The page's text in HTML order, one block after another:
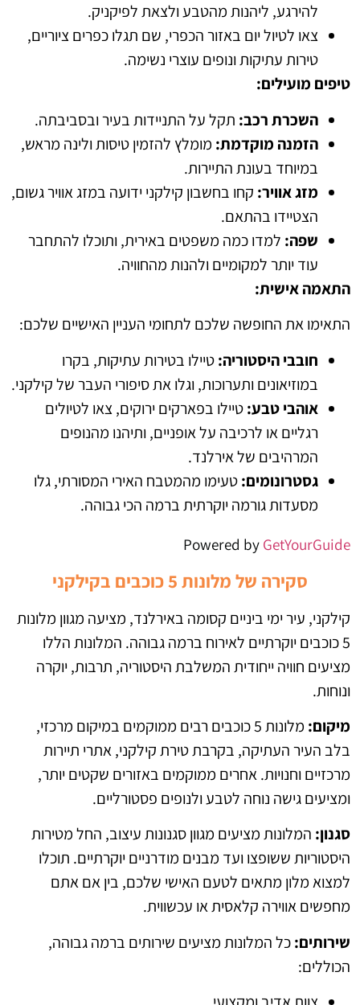
להירגע, ליהנות מהטבע ולצאת לפיקניק.
צאו לטיול יום באזור הכפרי, שם תגלו כפרים ציוריים,
טירות עתיקות ונופים עוצרי נשימה.
טיפים מועילים:
השכרת רכב:תקל על התניידות בעיר ובסביבתה.
הזמנה מוקדמת:מומלץ להזמין טיסות ולינה מראש,
במיוחד בעונת התיירות.
מזג אוויר:קחו בחשבון קילקני ידועה במזג אוויר גשום,
הצטיידו בהתאם.
שפה:למדו כמה משפטים באירית, ותוכלו להתחבר
עוד יותר למקומיים ולהנות מהחוויה.
התאמה אישית:
התאימו את החופשה שלכם לתחומי העניין האישיים שלכם:
חובבי היסטוריה:טיילו בטירות עתיקות, בקרו
במוזיאונים ותערוכות, וגלו את סיפורי העבר של קילקני.
אוהבי טבע:טיילו בפארקים ירוקים, צאו לטיולים
רגליים או לרכיבה על אופניים, ותיהנו מהנופים
המרהיבים של אירלנד.
גסטרונומים:טעימו מהמטבח האירי המסורתי, גלו
מסעדות גורמה יוקרתית ברמה הכי גבוהה.
Powered byGetYourGuide
סקירה של מלונות 5 כוכבים בקילקני
קילקני, עיר ימי ביניים קסומה באירלנד, מציעה מגוון מלונות
5 כוכבים יוקרתיים לאירוח ברמה גבוהה. המלונות הללו
מציעים חוויה ייחודית המשלבת היסטוריה, תרבות, יוקרה
ונוחות.
מיקום:
מלונות 5 כוכבים רבים ממוקמים במיקום מרכזי,
בלב העיר העתיקה, בקרבת טירת קילקני, אתרי תיירות
מרכזיים וחנויות. אחרים ממוקמים באזורים שקטים יותר,
ומציעים גישה נוחה לטבע ולנופים פסטורליים.
סגנון:המלונות מציעים מגוון סגנונות עיצוב, החל מטירות
היסטוריות ששופצו ועד מבנים מודרניים יוקרתיים. תוכלו
למצוא מלון מתאים לטעם האישי שלכם, בין אם אתם
מחפשים אווירה קלאסית או עכשווית.
שירותים:כל המלונות מציעים שירותים ברמה גבוהה,
הכוללים: